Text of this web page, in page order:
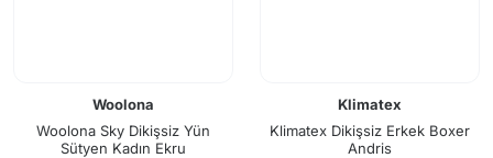
Woolona
Woolona Sky Dikişsiz Yün
Sütyen Kadın Ekru
Klimatex
Klimatex Dikişsiz Erkek Boxer
Andris